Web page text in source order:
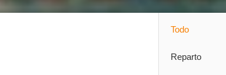
Todo
Reparto